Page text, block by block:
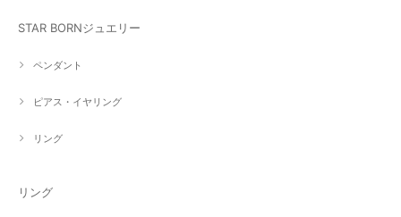
STAR BORNジュエリー
ペンダント
ピアス・イヤリング
リング
リング